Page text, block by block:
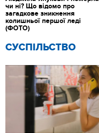
CУСПІЛЬСТВО
чи ні? Що відомо про
загадкове зникнення
колишньої першої леді
(ФОТО)